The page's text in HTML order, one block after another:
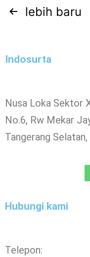
lebih baru
Indosurta
Nusa Loka Sektor
No.6, Rw Mekar
Tangerang
Hubungi kami
Telepon: